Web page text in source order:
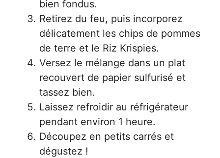
bien fondus.
Retirez du feu, puis incorporez
délicatement les chips de pommes
de terre et le Riz Krispies.
Versez le mélange dans un plat
recouvert de papier sulfurisé et
tassez bien.
Laissez refroidir au réfrigérateur
pendant environ 1 heure.
Découpez en petits carrés et
dégustez !